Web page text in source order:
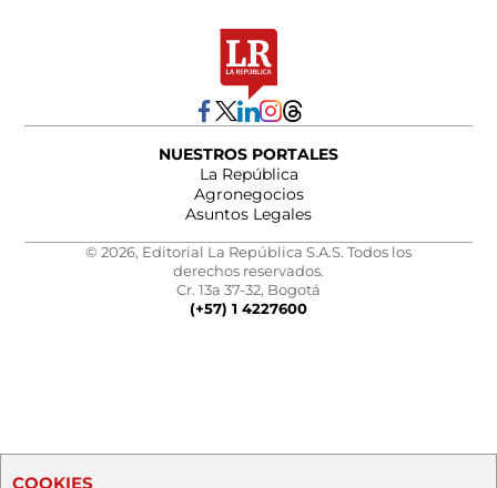
NUESTROS PORTALES
La República
Agronegocios
Asuntos Legales
© 2026, Editorial La República S.A.S. Todos los
derechos reservados.
Cr. 13a 37-32, Bogotá
(+57) 1 4227600
COOKIES